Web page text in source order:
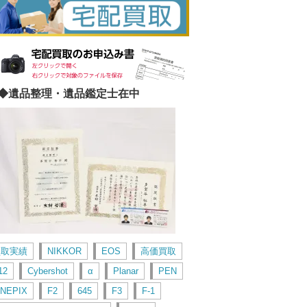
遺品整理・遺品鑑定士在中
実績 NIKKOR EOS
高価買取
Cybershot α Planar
PEN
F2 645 F3
F-1